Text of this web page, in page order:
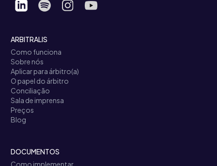
ARBITRALIS
Como funciona
Sobre nós
Aplicar para árbitro(a)
O papel do árbitro
Conciliação
Sala de imprensa
Preços
Blog
DOCUMENTOS
Como implementar